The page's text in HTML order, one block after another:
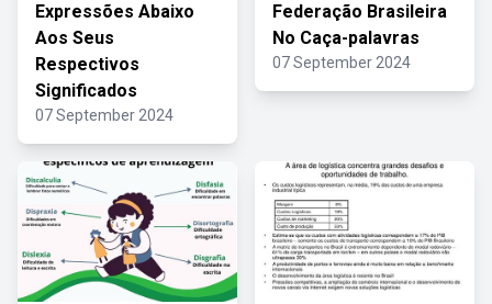
Expressões Abaixo
Aos Seus
Respectivos
Significados
07 September 2024
Federação Brasileira
No Caça-palavras
07 September 2024